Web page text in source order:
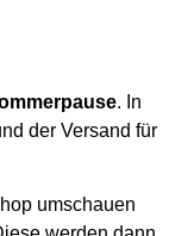
. In
der Versand für
umschauen